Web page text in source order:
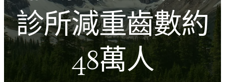
診所減重齒數約
48萬人